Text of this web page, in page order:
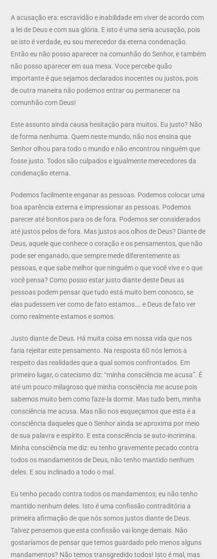
A acusação era: escravidão e inabilidade em viver de acordo com
a lei de Deus e com sua glória. E isto é uma seria acusação, pois
se isto é verdade, eu sou merecedor da eterna condenação.
Então eu não posso aparecer na comunhão do Senhor, e também
não posso aparecer em sua mesa. Voce percebe quão
importante é que sejamos declarados inocentes ou justos, pois
de outra maneira não podemos entrar ou permanecer na
comunhão com Deus!
Este assunto ainda causa hesitação para muitos. Eu justo? Não
de forma nenhuma. Quem neste mundo, não nos ensina que
Senhor olhou para todo o mundo e não encontrou ninguém que
fosse justo. Todos são culpados e igualmente merecedores da
condenação eterna.
Podemos facilmente enganar as pessoas. Podemos colocar uma
boa aparência externa e impressionar as pessoas. Podemos
parecer até bonitos para os de fora. Podemos ser considerados
até justos pelos de fora. Mas justos aos olhos de Deus? Diante de
Deus, aquele que conhece o coração e os pensamentos, que não
pode ser enganado, que sempre mede diferentemente as
pessoas, e que sabe melhor que ninguém o que você vive e o que
você pensa? Como posso estar justo diante deste Deus as
pessoas podem pensar que tudo está muito bem conosco, se
elas pudessem ver como de fato estamos…. e Deus de fato ver
como realmente estamos e somos.
Justo diante de Deus. Há muita coisa em nossa vida que nos
faria rejeitar este pensamento. Na resposta 60 nós lemos a
respeito das realidades que a qual somos confrontados. Em
primeiro lugar, o catecismo diz: “minha consciência me acusa”. É
até um pouco milagroso que minha consciência me acuse pois
sabemos muito bem como faze-la dormir. Mas tudo bem, minha
consciência me acusa. Mas não nos esqueçamos que esta é a
consciência daqueles que o Senhor ainda se aproxima por meio
de sua palavra e espírito. E esta consciência se auto-incrimina.
Minha consciência me diz: eu tenho gravemente pecado contra
todos os mandamentos de Deus, não tenho mantido nenhum
deles. E sou inclinado a todo o mal.
Eu tenho pecado contra todos os mandamentos; eu não tenho
mantido nenhum deles. Isto é uma confissão contraditória a
primeira afirmação de que nós somos justos diante de Deus.
Talvez pensemos que esta confissão vai longe demais. Não
gostaríamos de pensar que temos guardado pelo menos alguns
mandamentos? Não temos transgredido todos! Isto é mal, mas